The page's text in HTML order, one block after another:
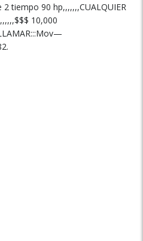
tiempo 90 hp,,,,,,,CUALQUIER
10,000